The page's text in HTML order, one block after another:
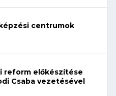
centrumok
reform előkészítése
Csaba vezetésével